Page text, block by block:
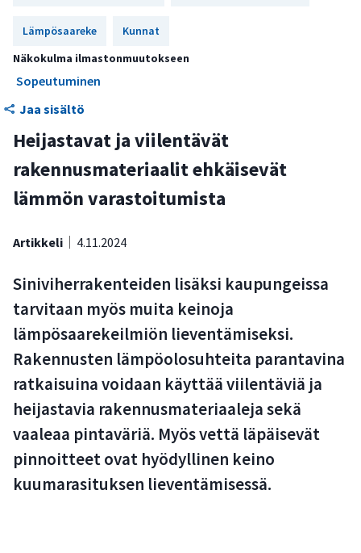
pintamateriaaleilla
lämpösaarekkeen muodostumista
lämpösaarekeilmiön huomioiminen
Lämpösaareke
Kunnat
Näkokulma ilmastonmuutokseen
Sopeutuminen
Jaa sisältö
Heijastavat ja viilentävät
rakennusmateriaalit ehkäisevät
lämmön varastoitumista
Artikkeli 4.11.2024
Siniviherrakenteiden lisäksi kaupungeissa
tarvitaan myös muita keinoja
lämpösaarekeilmiön lieventämiseksi.
Rakennusten lämpöolosuhteita parantavina
ratkaisuina voidaan käyttää viilentäviä ja
heijastavia rakennusmateriaaleja sekä
vaaleaa pintaväriä. Myös vettä läpäisevät
pinnoitteet ovat hyödyllinen keino
kuumarasituksen lieventämisessä.